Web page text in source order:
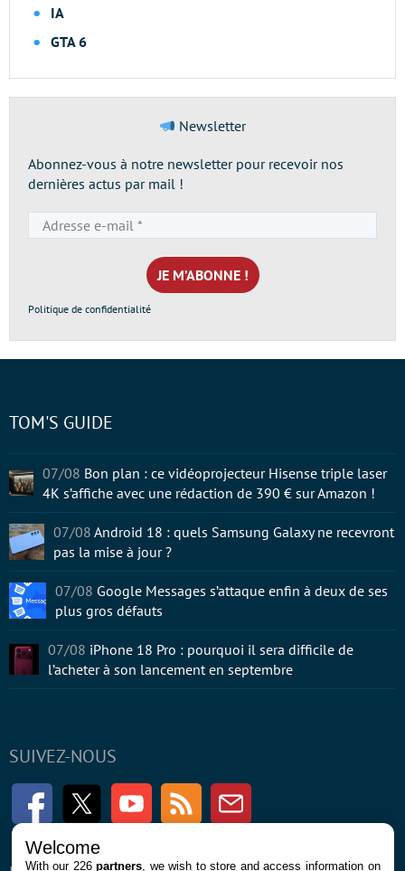
IA
GTA 6
Newsletter
Abonnez-vous à notre newsletter pour recevoir nos
dernières actus par mail !
e-
mail
*
Politique de confidentialité
SUIVEZ-NOUS
FacebookTwitter Youtube RSS Newsletter
TOM'S GUIDE
07/08 Bon plan : ce vidéoprojecteur Hisense triple laser
4K s’affiche avec une rédaction de 390 € sur Amazon !
07/08 Android 18 : quels Samsung Galaxy ne recevront
pas la mise à jour ?
07/08 Google Messages s’attaque enfin à deux de ses
plus gros défauts
07/08 iPhone 18 Pro : pourquoi il sera difficile de
l’acheter à son lancement en septembre
Welcome
With our 226partners , we wish to store and access information on